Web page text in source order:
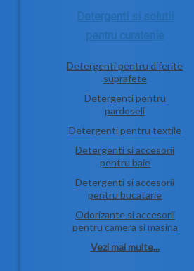
Detergenti si solutii
pentru curatenie
Detergenti pentru diferite
suprafete
Detergenti pentru
pardoseli
Detergenti pentru textile
Detergenti si accesorii
pentru baie
Detergenti si accesorii
pentru bucatarie
Odorizante si accesorii
pentru camera si masina
Vezi mai multe...